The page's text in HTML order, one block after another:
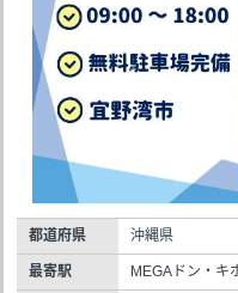
都道府県 沖縄県
最寄駅 MEGAドン・キ